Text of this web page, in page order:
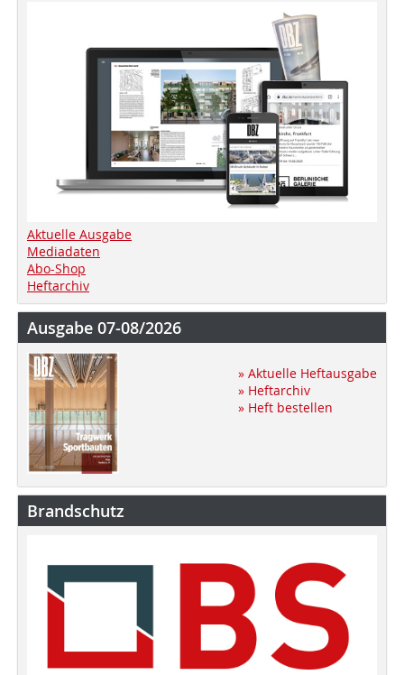
Aktuelle Ausgabe
Mediadaten
Abo-Shop
Heftarchiv
Ausgabe 07-08/2026
» Aktuelle Heftausgabe
» Heftarchiv
» Heft bestellen
Brandschutz